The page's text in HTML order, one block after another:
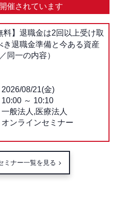
催されています
料】退職金は2回以上受け取
き退職金準備と今ある資産
同一の内容）
2026/08/21(金)
10:00～ 10:10
一般法人,医療法人
オンラインセミナー
ミナー一覧を見る